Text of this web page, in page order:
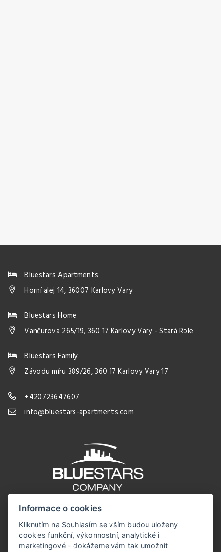
Bluestars Apartments
Horní alej 14, 36007 Karlovy Vary
Bluestars Home
Vančurova 265/19, 360 17 Karlovy Vary - Stará Role
Bluestars Family
Závodu míru 389/26, 360 17 Karlovy Vary 17
+420723647607
info@bluestars-apartments.com
Informace o cookies
Kliknutím na Souhlasím se vším budou uloženy
cookies funkční, výkonnostní, analytické i
marketingové - dokážeme vám tak umožnit